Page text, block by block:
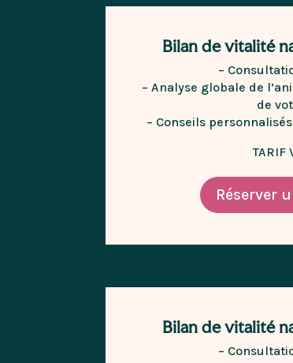
Bilan de vitalité
–
– Analyse globale de
de
– Conseils
TARIF
Réserver
Bilan de vitalité
–